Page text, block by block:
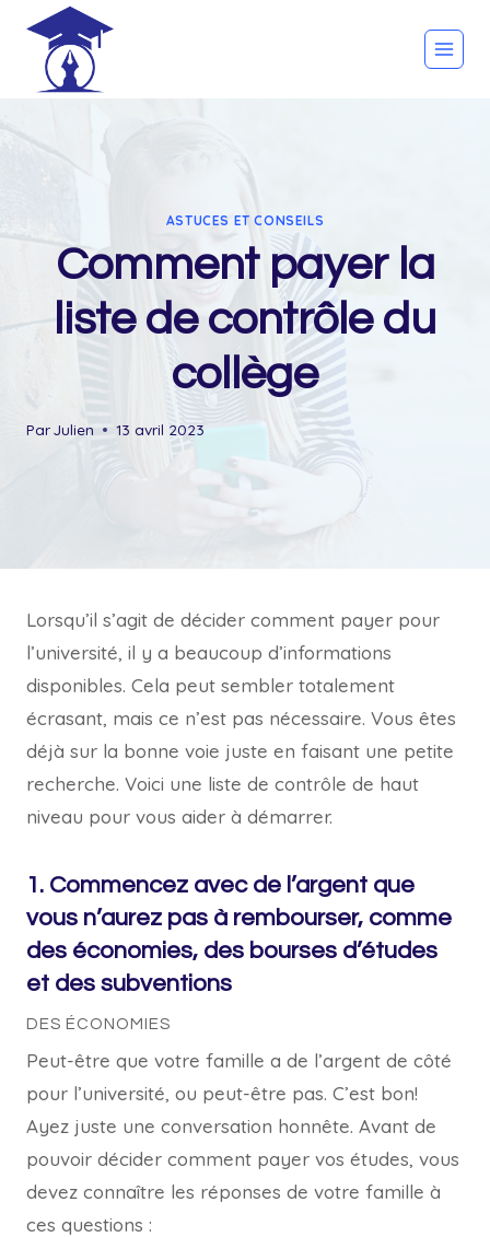
content
ASTUCES ET CONSEILS
Comment payer la
liste de contrôle du
collège
ParJulien 13 avril 2023
Lorsqu’il s’agit de décider comment payer pour
l’université, il y a beaucoup d’informations
disponibles. Cela peut sembler totalement
écrasant, mais ce n’est pas nécessaire. Vous êtes
déjà sur la bonne voie juste en faisant une petite
recherche. Voici une liste de contrôle de haut
niveau pour vous aider à démarrer.
1. Commencez avec de l’argent que
vous n’aurez pas à rembourser, comme
des économies, des bourses d’études
et des subventions
DES ÉCONOMIES
Peut-être que votre famille a de l’argent de côté
pour l’université, ou peut-être pas. C’est bon!
Ayez juste une conversation honnête. Avant de
pouvoir décider comment payer vos études, vous
devez connaître les réponses de votre famille à
ces questions :